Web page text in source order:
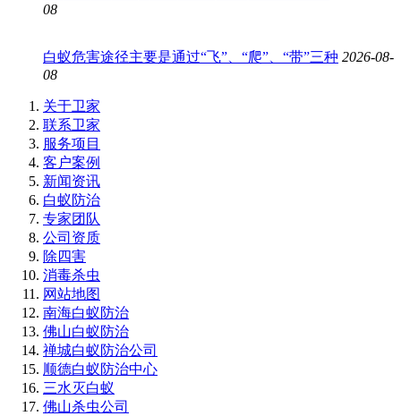
08
白蚁危害途径主要是通过“飞”、“爬”、“带”三种 2026-08-
08
关于卫家
联系卫家
服务项目
客户案例
新闻资讯
白蚁防治
专家团队
公司资质
除四害
消毒杀虫
网站地图
南海白蚁防治
佛山白蚁防治
禅城白蚁防治公司
顺德白蚁防治中心
三水灭白蚁
佛山杀虫公司